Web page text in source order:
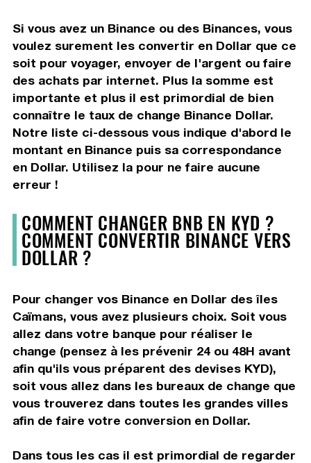
Si vous avez un Binance ou des Binances, vous
voulez surement les convertir en Dollar que ce
soit pour voyager, envoyer de l'argent ou faire
des achats par internet. Plus la somme est
importante et plus il est primordial de bien
connaître le taux de change Binance Dollar.
Notre liste ci-dessous vous indique d'abord le
montant en Binance puis sa correspondance
en Dollar. Utilisez la pour ne faire aucune
erreur !
COMMENT CHANGER BNB EN KYD ?
COMMENT CONVERTIR BINANCE VERS
DOLLAR ?
Pour changer vos Binance en Dollar des îles
Caïmans, vous avez plusieurs choix. Soit vous
allez dans votre banque pour réaliser le
change (pensez à les prévenir 24 ou 48H avant
afin qu'ils vous préparent des devises KYD),
soit vous allez dans les bureaux de change que
vous trouverez dans toutes les grandes villes
afin de faire votre conversion en Dollar.
Dans tous les cas il est primordial de regarder